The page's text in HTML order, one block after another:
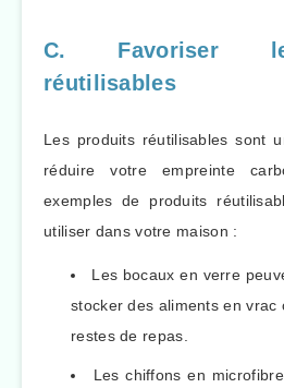
C. Favoriser
réutilisables
Les produits réutilisables sont
réduire votre empreinte
exemples de produits
utiliser dans votre maison :
Les bocaux en verre
stocker des aliments en vrac
restes de repas.
Les chiffons en